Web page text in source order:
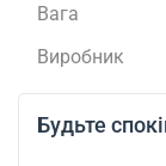
Вага
Виробник
Будьте